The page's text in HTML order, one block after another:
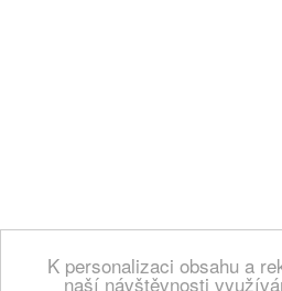
K personalizaci obsahu a
naší návštěvnosti